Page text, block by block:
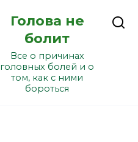
Голова не
болит
Все о причинах
головных болей и о
том, как с ними
бороться